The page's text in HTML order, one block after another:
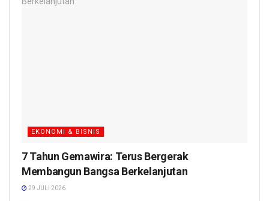
EKONOMI & BISNIS
7 Tahun Gemawira: Terus Bergerak
Membangun Bangsa Berkelanjutan
29 JULI 2026